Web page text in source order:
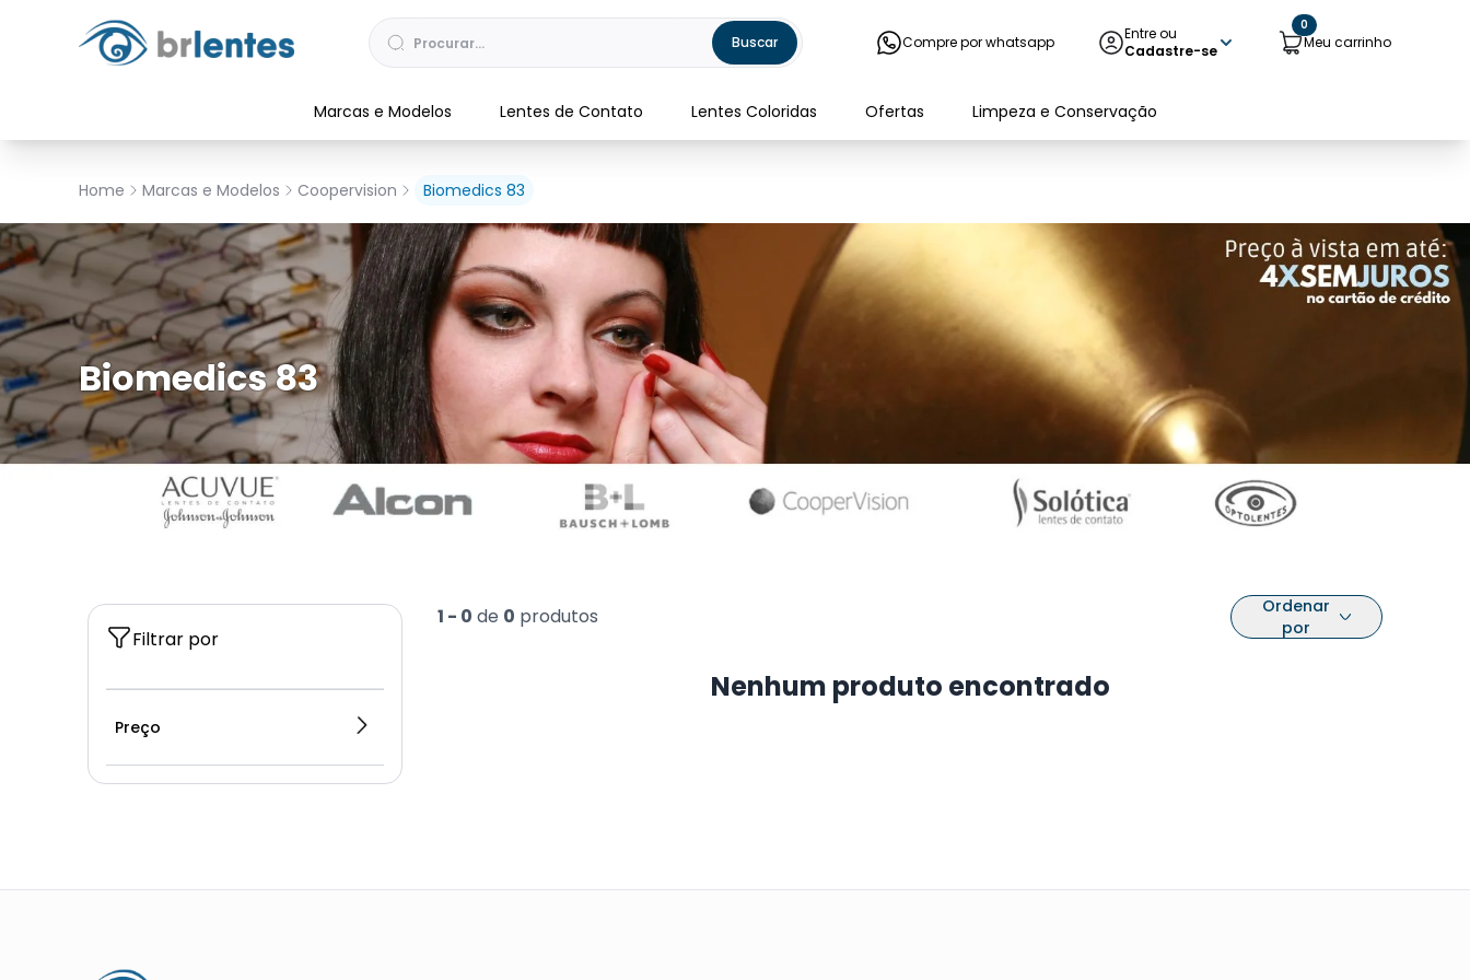
Buscar Compre por whatsapp
Entre ou
Cadastre-se
0
Meu carrinho
Marcas e Modelos Lentes de Contato Lentes Coloridas Ofertas Limpeza e Conservação
Home Marcas e Modelos Coopervision Biomedics 83
Biomedics 83
Filtrar por
Preço
1 - 0 de 0 produtos
Ordenar
por
Nenhum produto encontrado